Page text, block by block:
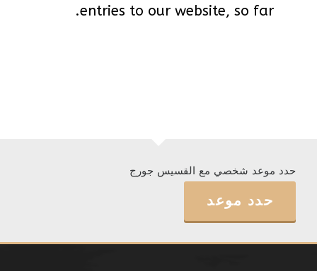
entries to our website, so far.
حدد موعد شخصي مع القسيس جورج
حدد موعد